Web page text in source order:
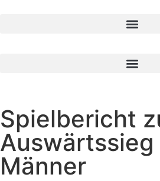
Spielbericht
Auswärtssieg
Männer